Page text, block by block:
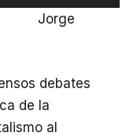
Jorge
debates
de la
al